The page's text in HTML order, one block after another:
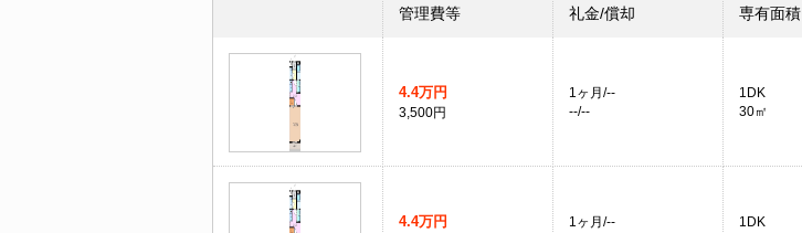
管理費等
礼金/償却
専有面積
4.4万円
3,500円
1ヶ月/--
--/--
1DK
30㎡
4.4万円
1ヶ月/--
1DK